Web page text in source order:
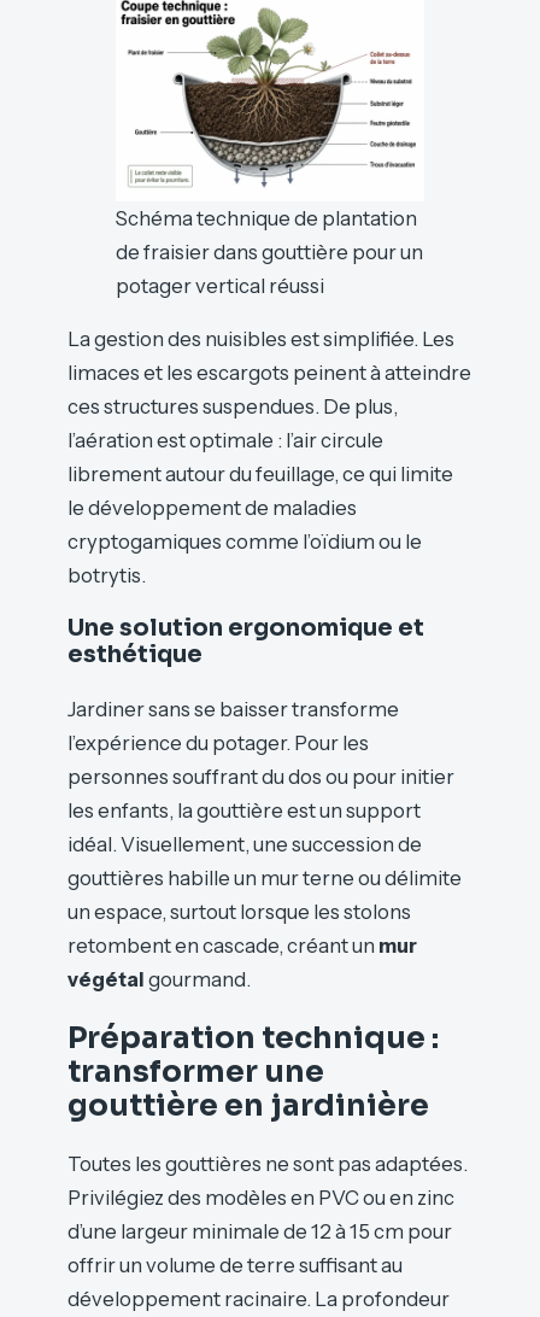
Schéma technique de plantation
de fraisier dans gouttière pour un
potager vertical réussi
La gestion des nuisibles est simplifiée. Les
limaces et les escargots peinent à atteindre
ces structures suspendues. De plus,
l’aération est optimale : l’air circule
librement autour du feuillage, ce qui limite
le développement de maladies
cryptogamiques comme l’oïdium ou le
botrytis.
Une solution ergonomique et
esthétique
Jardiner sans se baisser transforme
l’expérience du potager. Pour les
personnes souffrant du dos ou pour initier
les enfants, la gouttière est un support
idéal. Visuellement, une succession de
gouttières habille un mur terne ou délimite
un espace, surtout lorsque les stolons
retombent en cascade, créant un mur
végétal gourmand.
Préparation technique :
transformer une
gouttière en jardinière
Toutes les gouttières ne sont pas adaptées.
Privilégiez des modèles en PVC ou en zinc
d’une largeur minimale de 12 à 15 cm pour
offrir un volume de terre suffisant au
développement racinaire. La profondeur